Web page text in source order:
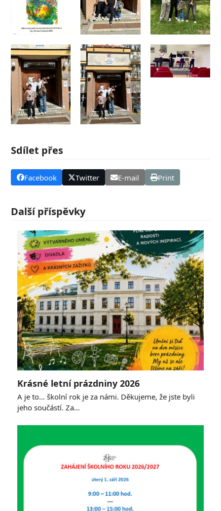
Sdílet přes
Facebook Twitter E-mail Print
Další příspěvky
Krásné letní prázdniny 2026
A je to… školní rok je za námi. Děkujeme, že jste byli
jeho součástí. Za…